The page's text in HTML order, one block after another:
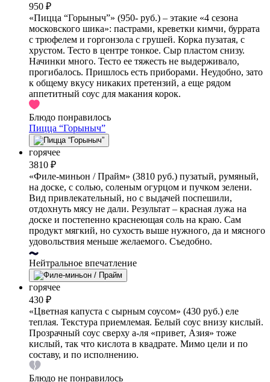
950 ₽
«Пицца “Горыныч”» (950- руб.) – этакие «4 сезона
московского шика»: пастрами, креветки кимчи, буррата
с трюфелем и горгонзола с грушей. Корка пузатая, с
хрустом. Тесто в центре тонкое. Сыр пластом снизу.
Начинки много. Тесто ее тяжесть не выдерживало,
прогибалось. Пришлось есть приборами. Неудобно, зато
к общему вкусу никаких претензий, а еще рядом
аппетитный соус для макания корок.
Блюдо понравилось
Пицца “Горыныч”
горячее
3810 ₽
«Филе-миньон / Прайм» (3810 руб.) пузатый, румяный,
на доске, с солью, соленым огурцом и пучком зелени.
Вид привлекательный, но с выдачей поспешили,
отдохнуть мясу не дали. Результат – красная лужа на
доске и постепенно краснеющая соль на краю. Сам
продукт мягкий, но сухость выше нужного, да и мясного
удовольствия меньше желаемого. Съедобно.
Нейтральное впечатление
горячее
430 ₽
«Цветная капуста с сырным соусом» (430 руб.) еле
теплая. Текстура приемлемая. Белый соус внизу кислый.
Прозрачный соус сверху а-ля «привет, Азия» тоже
кислый, так что кислота в квадрате. Мимо цели и по
составу, и по исполнению.
Блюдо не понравилось